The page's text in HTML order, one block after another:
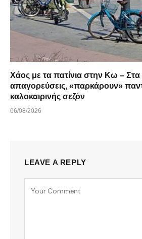
Χάος με τα πατίνια στην Κω – Στα
απαγορεύσεις, «παρκάρουν»
καλοκαιρινής σεζόν
06/08/2026
LEAVE A REPLY